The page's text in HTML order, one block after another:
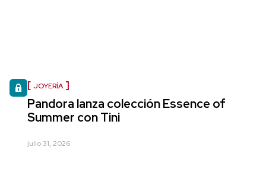
JOYERÍA
Pandora lanza colección Essence of
Summer con Tini
julio 31, 2026